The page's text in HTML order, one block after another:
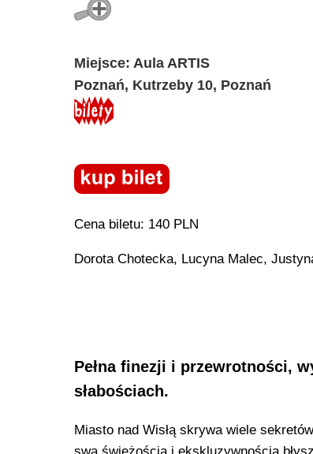
Miejsce: Aula ARTIS
Poznań, Kutrzeby 10, Poznań
Cena biletu: 140 PLN
Dorota Chotecka, Lucyna Malec,
Pełna finezji i przewrotności,
słabościach.
Miasto nad Wisłą skrywa wiele
swą świeżością i ekskluzywnością